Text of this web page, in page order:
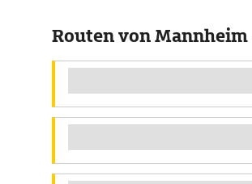
Routen von Mannheim